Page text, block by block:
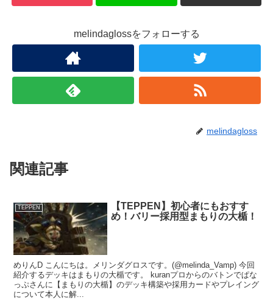
melindaglossをフォローする
melindagloss
関連記事
TEPPEN
【TEPPEN】初心者にもおすす
め！バリー採用型まもりの大楯！
めりんD こんにちは。メリンダグロスです。(@melinda_Vamp) 今回
紹介するデッキはまもりの大楯です。 kuranプロからのバトンでぱな
っぷさんに【まもりの大楯】のデッキ構築や採用カードやプレイング
について本人に解...